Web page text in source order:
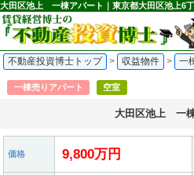
不動産投資博士トップ > 収益物件 > 一
一棟売りアパート 空室
大田区池上 一
価格 9,800万円